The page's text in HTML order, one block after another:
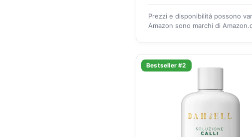
Prezzi e disponibilità possono
Amazon sono marchi di
Bestseller #2